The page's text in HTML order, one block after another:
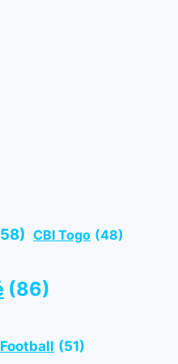
CBI Togo (48)
(86)
(51)